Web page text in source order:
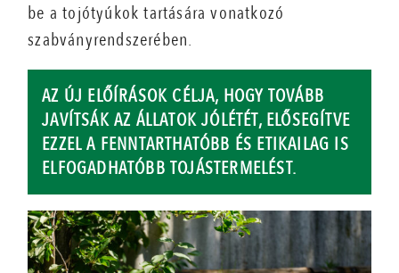
be a tojótyúkok tartására vonatkozó
szabványrendszerében.
AZ ÚJ ELŐÍRÁSOK CÉLJA, HOGY TOVÁBB
JAVÍTSÁK AZ ÁLLATOK JÓLÉTÉT, ELŐSEGÍTVE
EZZEL A FENNTARTHATÓBB ÉS ETIKAILAG IS
ELFOGADHATÓBB TOJÁSTERMELÉST.